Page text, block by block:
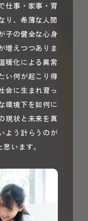
仕事・家事・育
り、希薄な人間
子の健全な心身
増えつつありま
暖化による異常
い何が起こり得
会に生まれ育っ
環境下を如何に
現状と未来を真
よう計らうのが
います。